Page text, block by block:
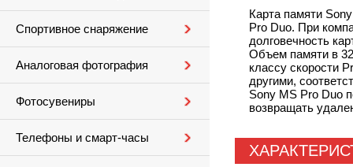
Спортивное снаряжение
Аналоговая фотография
Фотосувениры
Телефоны и смарт-часы
Карта памяти
Pro Duo. При
долговечность
Объем памяти в
классу скорости
другими,
Sony MS Pro Duo
возвращать